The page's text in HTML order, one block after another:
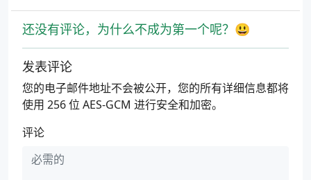
还没有评论，为什么不成为第一个呢？😃
发表评论
您的电子邮件地址不会被公开，您的所有详细信息都将
使用 256 位 AES-GCM 进行安全和加密。
评论